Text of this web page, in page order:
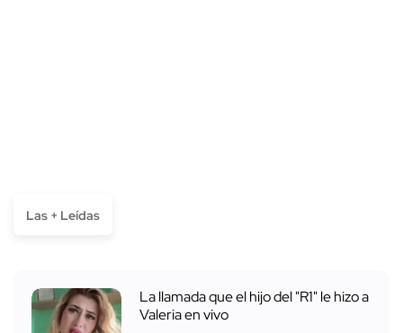
Las + Leídas
La llamada que el hijo del "R1" le hizo a
Valeria en vivo